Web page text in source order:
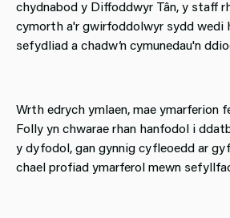
chydnabod y Diffoddwyr Tân, y staff
cymorth a'r gwirfoddolwyr sydd wedi
sefydliad a chadw’n cymunedau'n
Wrth edrych ymlaen, mae ymarferion
Folly yn chwarae rhan hanfodol i
y dyfodol, gan gynnig cyfleoedd ar
chael profiad ymarferol mewn